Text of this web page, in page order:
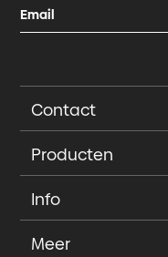
Contact
Producten
Info
Meer